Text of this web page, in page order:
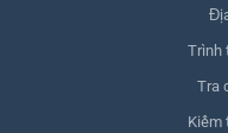
Trình
Tra
Kiểm